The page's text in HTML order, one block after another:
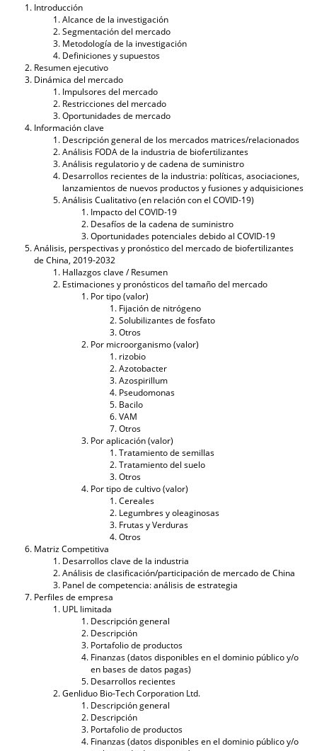
Introducción
Alcance de la investigación
Segmentación del mercado
Metodología de la investigación
Definiciones y supuestos
Resumen ejecutivo
Dinámica del mercado
Impulsores del mercado
Restricciones del mercado
Oportunidades de mercado
Información clave
Descripción general de los mercados matrices/relacionados
Análisis FODA de la industria de biofertilizantes
Análisis regulatorio y de cadena de suministro
Desarrollos recientes de la industria: políticas, asociaciones,
lanzamientos de nuevos productos y fusiones y adquisiciones
Análisis Cualitativo (en relación con el COVID-19)
Impacto del COVID-19
Desafíos de la cadena de suministro
Oportunidades potenciales debido al COVID-19
Análisis, perspectivas y pronóstico del mercado de biofertilizantes
de China, 2019-2032
Hallazgos clave / Resumen
Estimaciones y pronósticos del tamaño del mercado
Por tipo (valor)
Fijación de nitrógeno
Solubilizantes de fosfato
Otros
Por microorganismo (valor)
rizobio
Azotobacter
Azospirillum
Pseudomonas
Bacilo
VAM
Otros
Por aplicación (valor)
Tratamiento de semillas
Tratamiento del suelo
Otros
Por tipo de cultivo (valor)
Cereales
Legumbres y oleaginosas
Frutas y Verduras
Otros
Matriz Competitiva
Desarrollos clave de la industria
Análisis de clasificación/participación de mercado de China
Panel de competencia: análisis de estrategia
Perfiles de empresa
UPL limitada
Descripción general
Descripción
Portafolio de productos
Finanzas (datos disponibles en el dominio público y/o
en bases de datos pagas)
Desarrollos recientes
Genliduo Bio-Tech Corporation Ltd.
Descripción general
Descripción
Portafolio de productos
Finanzas (datos disponibles en el dominio público y/o